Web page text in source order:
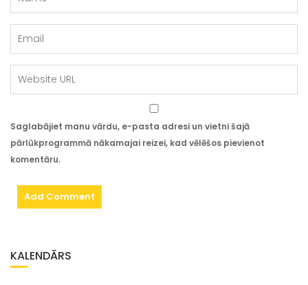
Saglabājiet manu vārdu, e-pasta adresi un vietni šajā
pārlūkprogrammā nākamajai reizei, kad vēlēšos pievienot
komentāru.
KALENDĀRS